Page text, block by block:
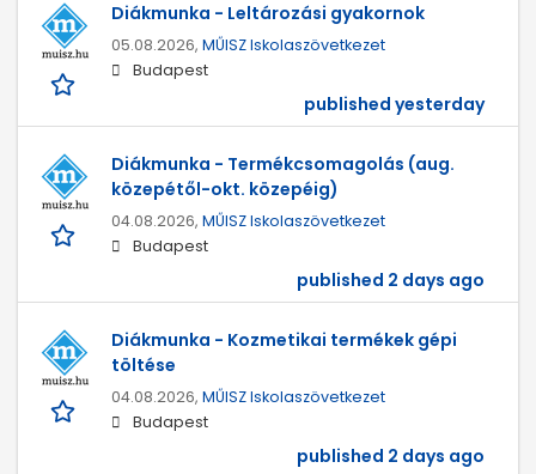
Diákmunka - Leltározási gyakornok
05.08.2026, MŰISZ Iskolaszövetkezet
Budapest
published yesterday
Diákmunka - Termékcsomagolás (aug.
közepétől-okt. közepéig)
04.08.2026, MŰISZ Iskolaszövetkezet
Budapest
published 2 days ago
Diákmunka - Kozmetikai termékek gépi
töltése
04.08.2026, MŰISZ Iskolaszövetkezet
Budapest
published 2 days ago